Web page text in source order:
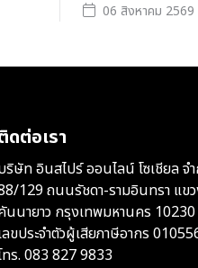
06 สิงหาคม 2569
ดต่อเรา
ริษัท อินสไปร์ ออนไลน์ โซเชียล จ
129 ถนนรัชดา-รามอินทรา แข
นนายาว กรุงเทพมหานคร 10230
ลขประจำตัวผู้เสียภาษีอากร
ทร. 083 827 9833